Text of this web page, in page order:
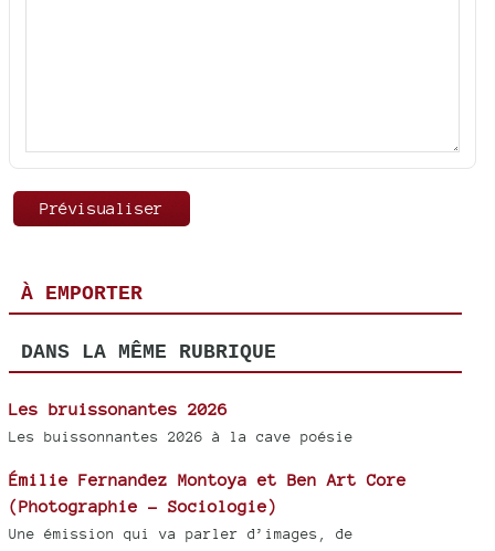
À EMPORTER
DANS LA MÊME RUBRIQUE
Les bruissonantes 2026
Les buissonnantes 2026 à la cave poésie
Émilie Fernandez Montoya et Ben Art Core
(Photographie - Sociologie)
Une émission qui va parler d’images, de